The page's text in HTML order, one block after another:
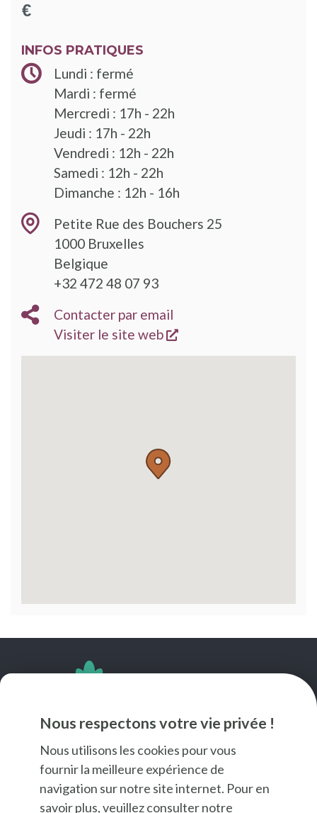
Nous respectons votre vie privée !
Nous utilisons les cookies pour vous
fournir la meilleure expérience de
navigation sur notre site internet. Pour en
savoir plus, veuillez consulter notre
INFOS PRATIQUES
Lundi : fermé
Mardi : fermé
Mercredi : 17h - 22h
Jeudi : 17h - 22h
Vendredi : 12h - 22h
Samedi : 12h - 22h
Dimanche : 12h - 16h
Petite Rue des Bouchers 25
1000 Bruxelles
Belgique
+32 472 48 07 93
Contacter par email
Visiter le site web
s'ouvre dans une